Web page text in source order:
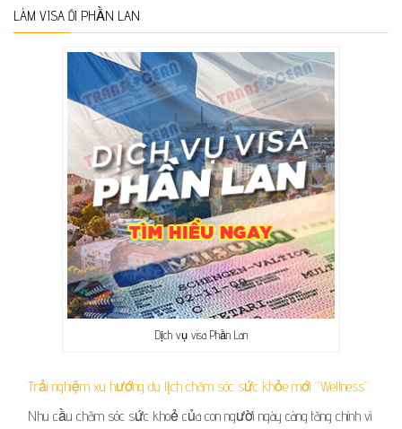
LÀM VISA ĐI PHẦN LAN
Dịch vụ visa Phần Lan
Trải nghiệm xu hướng du lịch chăm sóc sức khỏe mới “Wellness”
Nhu cầu chăm sóc sức khoẻ của con người ngày càng tăng chính vì